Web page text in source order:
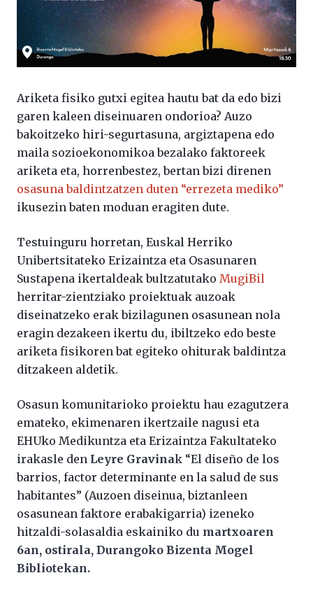
Ariketa fisiko gutxi egitea hautu bat da edo bizi
garen kaleen diseinuaren ondorioa? Auzo
bakoitzeko hiri-segurtasuna, argiztapena edo
maila sozioekonomikoa bezalako faktoreek
ariketa eta, horrenbestez, bertan bizi direnen
osasuna baldintzatzen duten “errezeta mediko”
ikusezin baten moduan eragiten dute.
Testuinguru horretan, Euskal Herriko
Unibertsitateko Erizaintza eta Osasunaren
Sustapena ikertaldeak bultzatutako MugiBil
herritar-zientziako proiektuak auzoak
diseinatzeko erak bizilagunen osasunean nola
eragin dezakeen ikertu du, ibiltzeko edo beste
ariketa fisikoren bat egiteko ohiturak baldintza
ditzakeen aldetik.
Osasun komunitarioko proiektu hau ezagutzera
emateko, ekimenaren ikertzaile nagusi eta
EHUko Medikuntza eta Erizaintza Fakultateko
irakasle den Leyre Gravinak “El diseño de los
barrios, factor determinante en la salud de sus
habitantes” (Auzoen diseinua, biztanleen
osasunean faktore erabakigarria) izeneko
hitzaldi-solasaldia eskainiko du martxoaren
6an, ostirala, Durangoko Bizenta Mogel
Bibliotekan.